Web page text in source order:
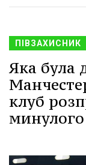
ПІВЗАХИСНИК
Яка була
клуб